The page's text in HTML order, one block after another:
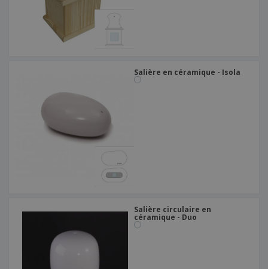
Salière en céramique - Isola
Salière circulaire en
céramique - Duo